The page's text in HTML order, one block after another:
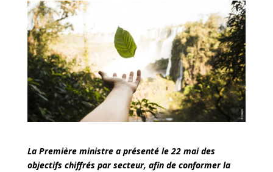
La Première ministre a présenté le 22 mai des
objectifs chiffrés par secteur, afin de conformer la